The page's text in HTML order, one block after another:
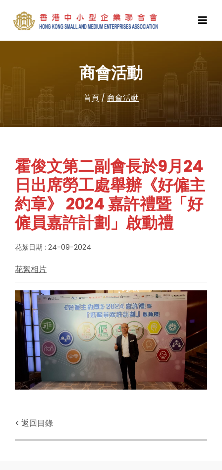
商會活動
首頁/ 商會活動
霍俊文第二副會長於9月24
日出席勞工處舉辦《好僱主
約章》 2024 嘉許禮暨「好
僱員嘉許計劃」啟動禮
花絮日期 : 24-09-2024
花絮相片
< 返回目錄